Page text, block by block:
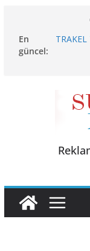
content
En
güncel:
TRAKEL
24